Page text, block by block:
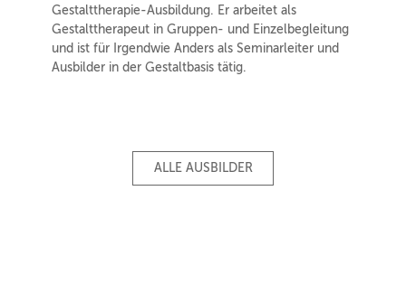
Gestalttherapie-Ausbildung. Er arbeitet als
Gestalttherapeut in Gruppen- und Einzelbegleitung
und ist für Irgendwie Anders als Seminarleiter und
Ausbilder in der Gestaltbasis tätig.
ALLE AUSBILDER